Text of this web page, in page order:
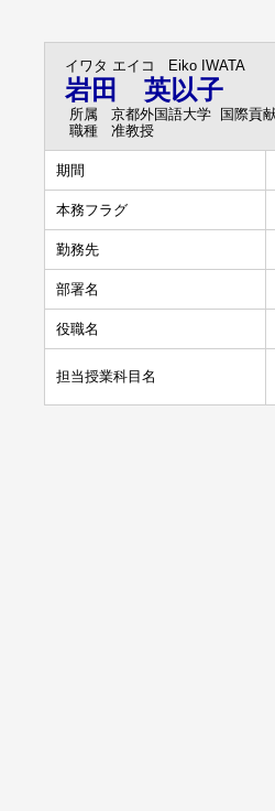
イワタ エイコ Eiko IWATA
岩田 英以子
所属
京都外国語大学 国際貢
職種
准教授
期間
本務フラグ
勤務先
部署名
役職名
担当授業科目名